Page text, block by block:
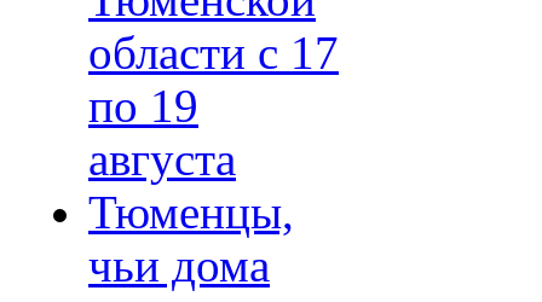
области с 17
по 19
августа
Тюменцы,
чьи дома